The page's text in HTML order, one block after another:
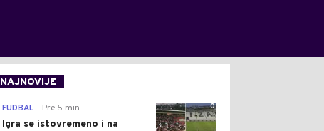
NAJNOVIJE
0
FUDBAL Pre 5 min
Igra se istovremeno i na